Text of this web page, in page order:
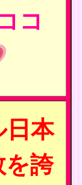
コ
日本
を誇